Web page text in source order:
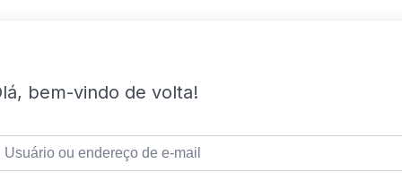
bem-vindo de volta!